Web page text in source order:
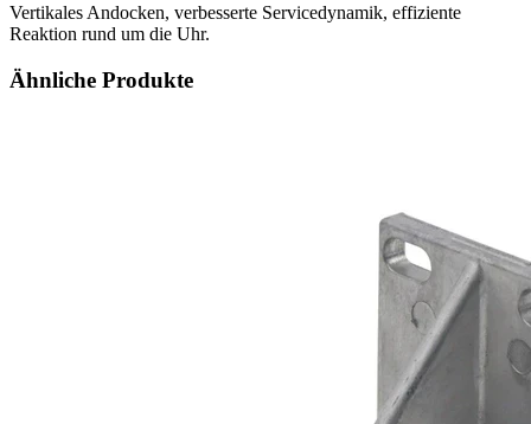
Vertikales Andocken, verbesserte Servicedynamik, effiziente
Reaktion rund um die Uhr.
Ähnliche Produkte